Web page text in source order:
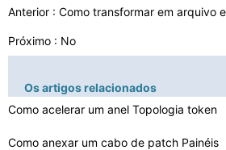
Anterior : Como transformar em arquivo
Próximo : No
Os artigos relacionados
Como acelerar um anel Topologia token
Como anexar um cabo de patch Painéis